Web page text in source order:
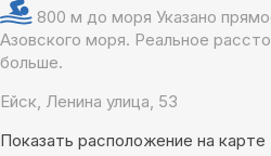
800 м до моря Указано
Азовского моря. Реальное
больше.
Ейск, Ленина улица, 53
Показать расположение на карте